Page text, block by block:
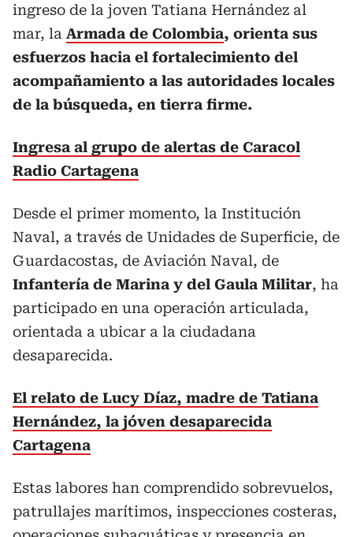
ingreso de la joven Tatiana Hernández al
mar, la Armada de Colombia, orienta sus
esfuerzos hacia el fortalecimiento del
acompañamiento a las autoridades locales
de la búsqueda, en tierra firme.
Ingresa al grupo de alertas de Caracol
Radio Cartagena
Desde el primer momento, la Institución
Naval, a través de Unidades de Superficie, de
Guardacostas, de Aviación Naval, de
Infantería de Marina y del Gaula Militar, ha
participado en una operación articulada,
orientada a ubicar a la ciudadana
desaparecida.
El relato de Lucy Díaz, madre de Tatiana
Hernández, la jóven desaparecida
Cartagena
Estas labores han comprendido sobrevuelos,
patrullajes marítimos, inspecciones costeras,